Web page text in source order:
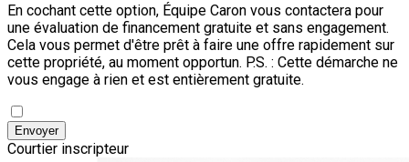
En cochant cette option, Équipe Caron vous contactera pour
une évaluation de financement gratuite et sans engagement.
Cela vous permet d'être prêt à faire une offre rapidement sur
cette propriété, au moment opportun. P.S. : Cette démarche ne
vous engage à rien et est entièrement gratuite.
Envoyer
Courtier inscripteur